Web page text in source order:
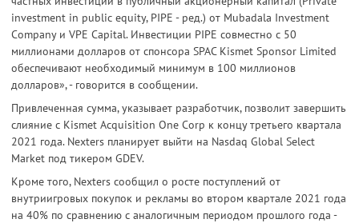
investment in public equity, PIPE - ред.) от Mubadala Investment
Company и VPE Capital. Инвестиции PIPE совместно с 50
миллионами долларов от спонсора SPAC Kismet Sponsor Limited
обеспечивают необходимый минимум в 100 миллионов
долларов», - говорится в сообщении.
Привлеченная сумма, указывает разработчик, позволит завершить
слияние с Kismet Acquisition One Corp к концу третьего квартала
2021 года. Nexters планирует выйти на Nasdaq Global Select
Market под тикером GDEV.
Кроме того, Nexters сообщил о росте поступлений от
внутриигровых покупок и рекламы во втором квартале 2021 года
на 40% по сравнению с аналогичным периодом прошлого года -